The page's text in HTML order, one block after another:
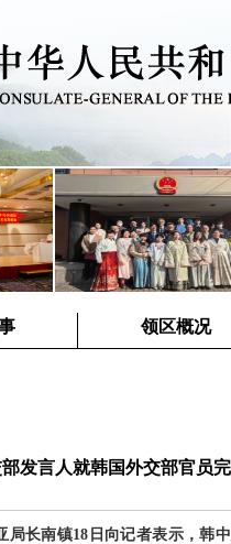
领区概况
发言人就韩国外交部官员
局长南镇18日向记者表示，韩